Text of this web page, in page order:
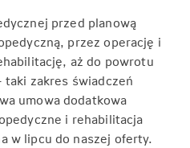
przed planową
przez operację i
aż do powrotu
taki zakres świadczeń
umowa dodatkowa
i rehabilitacja
w lipcu do naszej oferty.